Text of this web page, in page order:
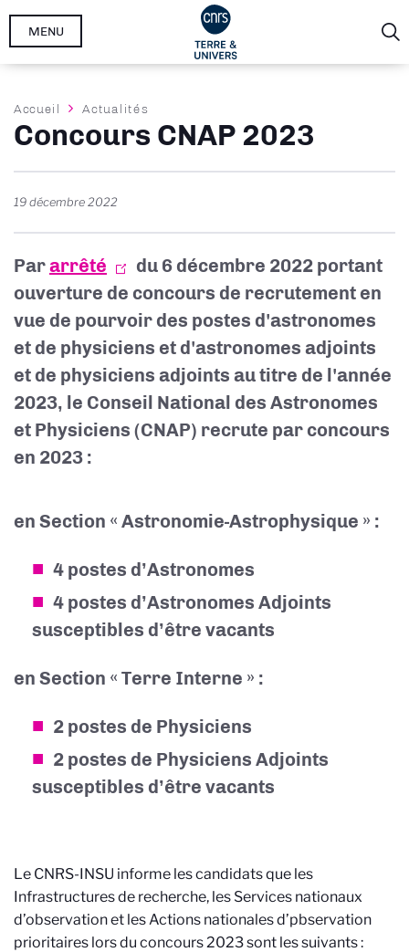
Aller
MENU
Fil
d'Ariane
Accueil Actualités
Concours CNAP 2023
19 décembre 2022
Pararrêté
du 6 décembre 2022 portant
ouverture de concours de recrutement en
vue de pourvoir des postes d'astronomes
et de physiciens et d'astronomes adjoints
et de physiciens adjoints au titre de l'année
2023, le Conseil National des Astronomes
et Physiciens (CNAP) recrute par concours
en 2023 :
en Section « Astronomie-Astrophysique » :
4 postes d’Astronomes
4 postes d’Astronomes Adjoints
susceptibles d’être vacants
en Section « Terre Interne » :
2 postes de Physiciens
2 postes de Physiciens Adjoints
susceptibles d’être vacants
Le CNRS-INSU informe les candidats que les
Infrastructures de recherche, les Services nationaux
d’observation et les Actions nationales d’pbservation
prioritaires lors du concours 2023 sont les suivants :